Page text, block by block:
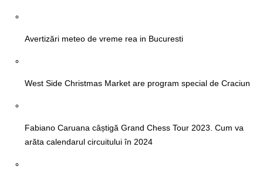
Avertizări meteo de vreme rea in Bucuresti
West Side Christmas Market are program special de Craciun
Fabiano Caruana câștigă Grand Chess Tour 2023. Cum va
arăta calendarul circuitului în 2024